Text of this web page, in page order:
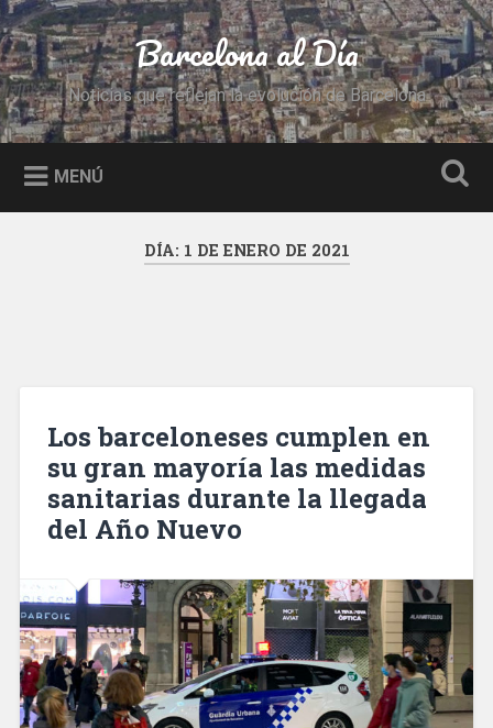
Saltar
al
contenido
Buscar Barcelona al Día
Noticias que reflejan la evolución de Barcelona
MENÚ
DÍA: 1 DE ENERO DE 2021
Los barceloneses cumplen en
su gran mayoría las medidas
sanitarias durante la llegada
del Año Nuevo